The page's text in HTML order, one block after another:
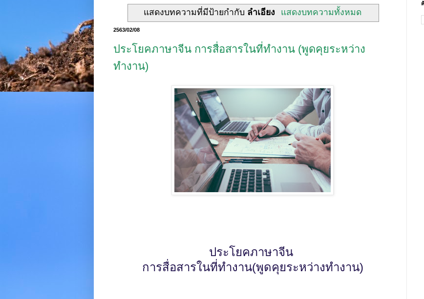
แสดงบทความที่มีป้ายกำกับ ลำเอียง แสดงบทความทั้งหมด
2563/02/08
ประโยคภาษาจีน การสื่อสารในที่ทำงาน (พูดคุยระหว่าง
ทำงาน)
ประโยคภาษาจีน
การสื่อสารในที่ทำงาน(พูดคุยระหว่างทำงาน)